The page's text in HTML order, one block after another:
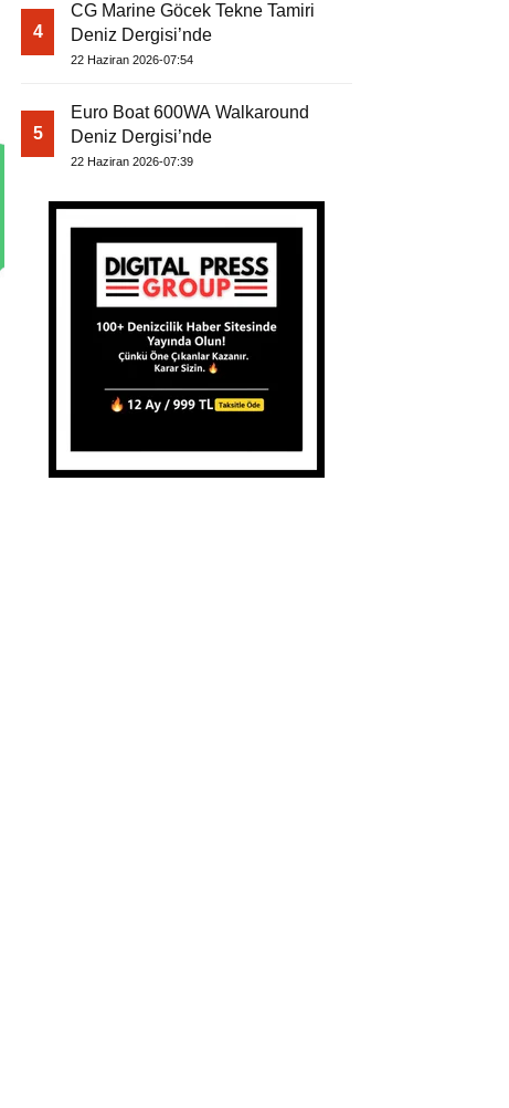
4
CG Marine Göcek Tekne Tamiri
Deniz Dergisi’nde
22 Haziran 2026-07:54
5
Euro Boat 600WA Walkaround
Deniz Dergisi’nde
22 Haziran 2026-07:39